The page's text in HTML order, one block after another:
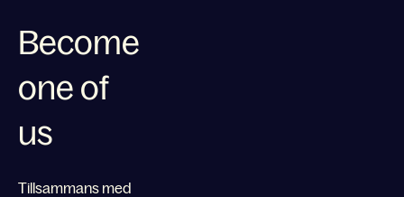
Become
one of
us
Tillsammans med